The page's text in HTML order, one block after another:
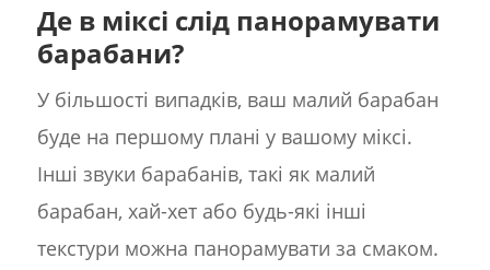
Де в міксі слід панорамувати
барабани?
У більшості випадків, ваш малий барабан
буде на першому плані у вашому міксі.
Інші звуки барабанів, такі як малий
барабан, хай-хет або будь-які інші
текстури можна панорамувати за смаком.